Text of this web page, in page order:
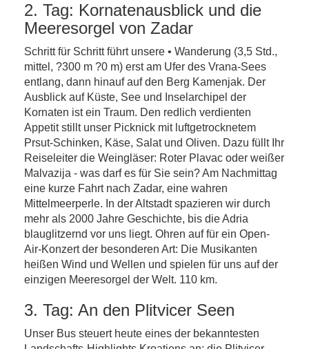
2. Tag: Kornatenausblick und die
Meeresorgel von Zadar
Schritt für Schritt führt unsere • Wanderung (3,5 Std.,
mittel, ?300 m ?0 m) erst am Ufer des Vrana-Sees
entlang, dann hinauf auf den Berg Kamenjak. Der
Ausblick auf Küste, See und Inselarchipel der
Kornaten ist ein Traum. Den redlich verdienten
Appetit stillt unser Picknick mit luftgetrocknetem
Prsut-Schinken, Käse, Salat und Oliven. Dazu füllt Ihr
Reiseleiter die Weingläser: Roter Plavac oder weißer
Malvazija - was darf es für Sie sein? Am Nachmittag
eine kurze Fahrt nach Zadar, eine wahren
Mittelmeerperle. In der Altstadt spazieren wir durch
mehr als 2000 Jahre Geschichte, bis die Adria
blauglitzernd vor uns liegt. Ohren auf für ein Open-
Air-Konzert der besonderen Art: Die Musikanten
heißen Wind und Wellen und spielen für uns auf der
einzigen Meeresorgel der Welt. 110 km.
3. Tag: An den Plitvicer Seen
Unser Bus steuert heute eines der bekanntesten